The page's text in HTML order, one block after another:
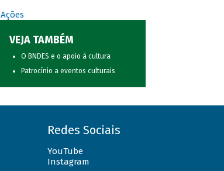
Ações
VEJA TAMBÉM
O BNDES e o apoio à cultura
Patrocínio a eventos culturais
Redes Sociais
YouTube
Instagram